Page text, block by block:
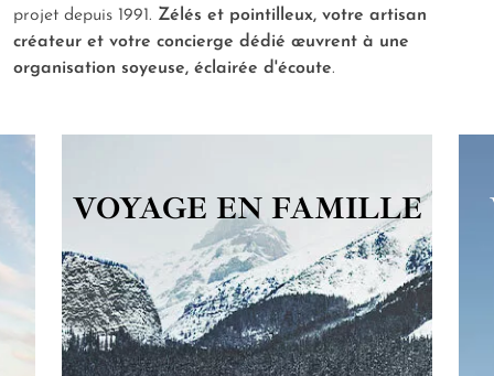
projet depuis 1991. Zélés et pointilleux, votre artisan
créateur et votre concierge dédié œuvrent à une
organisation soyeuse, éclairée d'écoute.
VOYAGE EN FAMILLE